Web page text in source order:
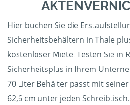
Hier buchen Sie die
Sicherheitsbehältern in Thale
kostenloser Miete. Testen Sie in
Sicherheitsplus in Ihrem
70 Liter Behälter passt mit
62,6 cm unter jeden